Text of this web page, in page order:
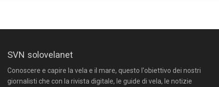
SVN solovelanet
Conoscere e capire la vela e il mare, questo l'obiettivo dei nostri
giornalisti che con la rivista digitale, le guide di vela, le notizie